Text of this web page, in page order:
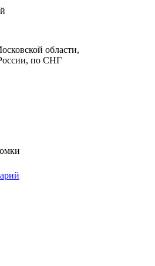
области,
по СНГ